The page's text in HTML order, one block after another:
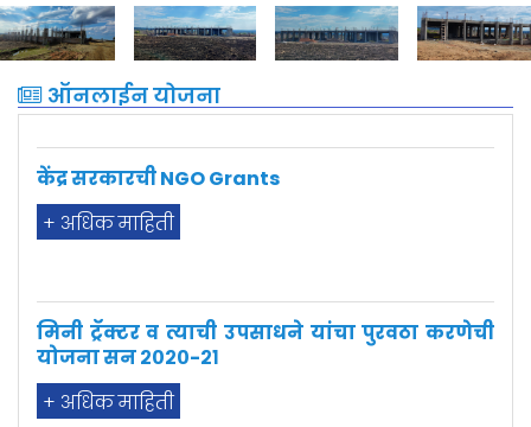
ऑनलाईन योजना
केंद्र सरकारची NGO Grants
+ अधिक माहिती
मिनी ट्रॅक्टर व त्याची उपसाधने यांचा पुरवठा करणेची
योजना सन २०२०-२१
+ अधिक माहिती